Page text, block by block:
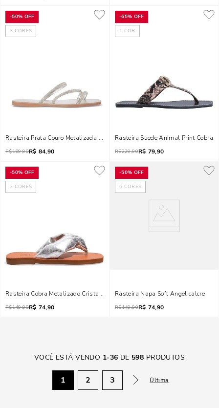
-50% OFF
3 CORES
Rasteira Prata Couro Metalizada Tiras Strass
R$169,90R$ 84,90
-65% OFF
1 COR
Rasteira Suede Animal Print Cobra
R$229,90R$ 79,90
-50% OFF
2 CORES
Rasteira Cobra Metalizado Cristal Prata
R$149,90R$ 74,90
-50% OFF
6 CORES
Rasteira Napa Soft Angelicalcre
R$149,90R$ 74,90
VOCÊ ESTÁ VENDO 1-36 DE 598 PRODUTOS
1 2 3 Última